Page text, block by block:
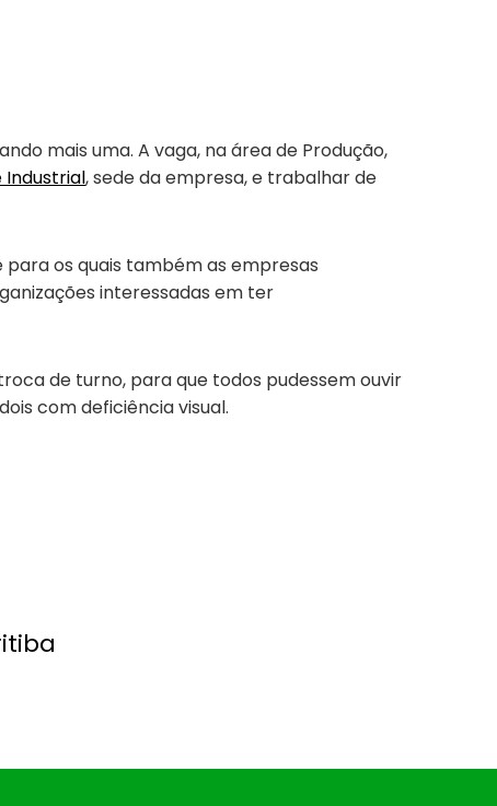
mais uma. A vaga, na área de Produção,
Industrial, sede da empresa, e trabalhar de
para os quais também as empresas
interessadas em ter
de turno, para que todos pudessem ouvir
com deficiência visual.